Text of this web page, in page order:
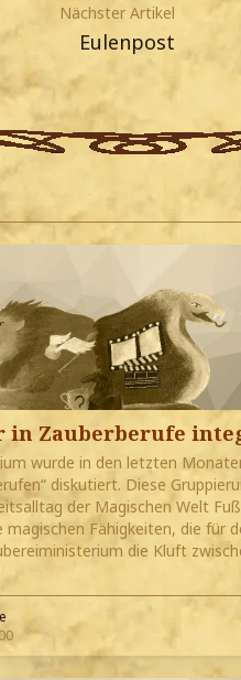
Nächster Artikel
Eulenpost
in Zauberberufe
wurde in den letzten
diskutiert. Diese
der Magischen Welt
magischen Fähigkeiten, die für
die Kluft